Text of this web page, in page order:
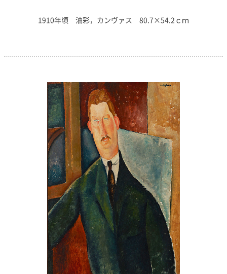
1910年頃 油彩，カンヴァス 80.7×54.2ｃｍ